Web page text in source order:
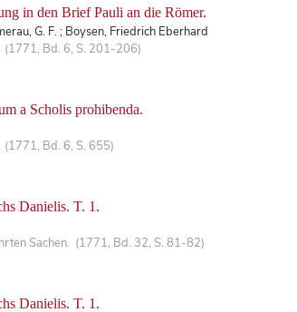
in den Brief Pauli an die Römer.
G. F. ; Boysen, Friedrich Eberhard
(1771, Bd. 6, S. 201-206)
a Scholis prohibenda.
Bd. 6, S. 655)
Danielis. T. 1.
Sachen. (1771, Bd. 32, S. 81-82)
Danielis. T. 1.